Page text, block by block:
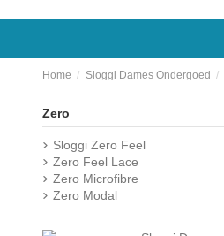
Home Sloggi Dames Ondergoed
Zero
Sloggi Zero Feel
Zero Feel Lace
Zero Microfibre
Zero Modal